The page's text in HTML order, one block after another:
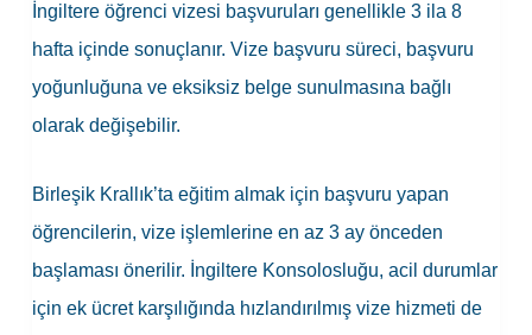
İngiltere öğrenci vizesi başvuruları genellikle 3 ila 8
hafta içinde sonuçlanır. Vize başvuru süreci, başvuru
yoğunluğuna ve eksiksiz belge sunulmasına bağlı
olarak değişebilir.
Birleşik Krallık’ta eğitim almak için başvuru yapan
öğrencilerin, vize işlemlerine en az 3 ay önceden
başlaması önerilir. İngiltere Konsolosluğu, acil durumlar
için ek ücret karşılığında hızlandırılmış vize hizmeti de